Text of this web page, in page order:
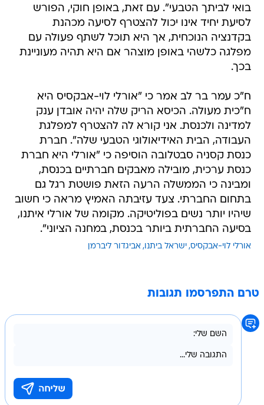
בואי לביתך הטבעי". עם זאת, באופן חוקי, הפורש
לסיעת יחיד אינו יכול להצטרף לסיעה מכהנת
בקדנציה הנוכחית, אך היא תוכל לשתף פעולה עם
מפלגה כלשהי באופן מוצהר אם היא תהיה מעוניינת
בכך.
ח"כ עמר בר לב אמר כי "אורלי לוי-אבקסיס היא
ח"כית מעולה. הכיסא הריק שלה יהיה אובדן ענק
למדינה ולכנסת. אני קורא לה להצטרף למפלגת
העבודה, הבית האידיאולוגי הטבעי שלה". חברת
כנסת קסניה סבטלובה הוסיפה כי "אורלי היא חברת
כנסת ערכית, מובילה מאבקים חברתיים בכנסת,
ומבינה כי הממשלה הרעה הזאת פושטת רגל גם
בתחום החברתי. צעד עזיבתה האמיץ מראה כי חשוב
שיהיו יותר נשים בפוליטיקה. מקומה של אורלי איתנו,
בסיעה החברתית ביותר בכנסת, במחנה הציוני".
אורלי לוי-אבקסיס ישראל ביתנו אביגדור ליברמן
טרם התפרסמו תגובות